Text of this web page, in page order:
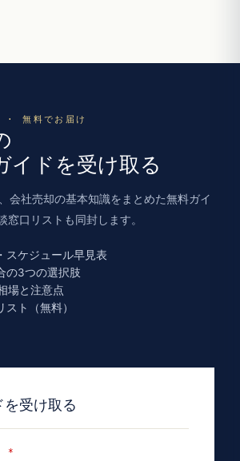
無料でお届け
イドを受け取る
会社売却の基本知識をまとめた無料ガイ
窓口リストも同封します。
スケジュール早見表
の3つの選択肢
場と注意点
ト（無料）
受け取る
*